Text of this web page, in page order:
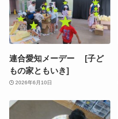
連合愛知メーデー [子ど
もの家ともいき]
2026年6月10日